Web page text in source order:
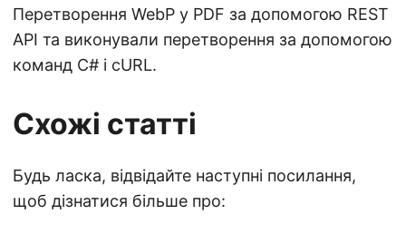
Перетворення WebP у PDF за допомогою REST
API та виконували перетворення за допомогою
команд C# і cURL.
Схожі статті
Будь ласка, відвідайте наступні посилання,
щоб дізнатися більше про: